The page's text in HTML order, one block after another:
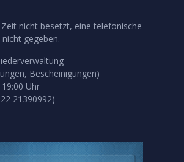
nicht besetzt, eine telefonische
gegeben.
Bescheinigungen)
Uhr
21390992)